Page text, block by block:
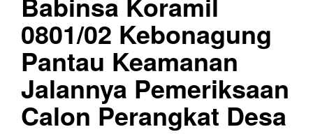
0801/02 Kebonagung
Pantau Keamanan
Jalannya Pemeriksaan
Calon Perangkat Desa